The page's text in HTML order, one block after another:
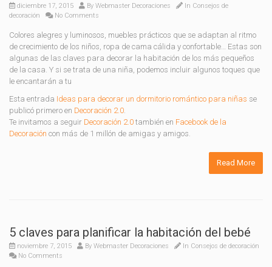
diciembre 17, 2015 By Webmaster Decoraciones In Consejos de
decoración
No Comments
Colores alegres y luminosos, muebles prácticos que se adaptan al ritmo
de crecimiento de los niños, ropa de cama cálida y confortable… Estas son
algunas de las claves para decorar la habitación de los más pequeños
de la casa. Y si se trata de una niña, podemos incluir algunos toques que
le encantarán a tu
Esta entrada Ideas para decorar un dormitorio romántico para niñas se
publicó primero en Decoración 2.0.
Te invitamos a seguir Decoración 2.0 también en Facebook de la
Decoración con más de 1 millón de amigas y amigos.
Read More
5 claves para planificar la habitación del bebé
noviembre 7, 2015 By Webmaster Decoraciones In Consejos de decoración
No Comments